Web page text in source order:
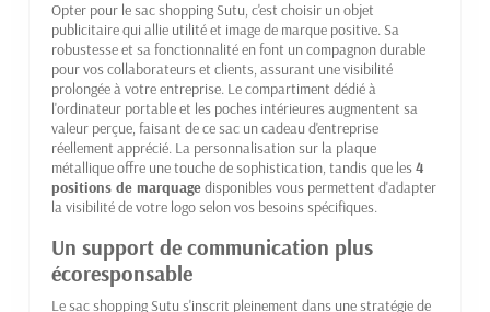
Opter pour le sac shopping Sutu, c'est choisir un objet
publicitaire qui allie utilité et image de marque positive. Sa
robustesse et sa fonctionnalité en font un compagnon durable
pour vos collaborateurs et clients, assurant une visibilité
prolongée à votre entreprise. Le compartiment dédié à
l'ordinateur portable et les poches intérieures augmentent sa
valeur perçue, faisant de ce sac un cadeau d'entreprise
réellement apprécié. La personnalisation sur la plaque
métallique offre une touche de sophistication, tandis que les4
positions de marquagedisponibles vous permettent d'adapter
la visibilité de votre logo selon vos besoins spécifiques.
Un support de communication plus
écoresponsable
Le sac shopping Sutu s'inscrit pleinement dans une stratégie de